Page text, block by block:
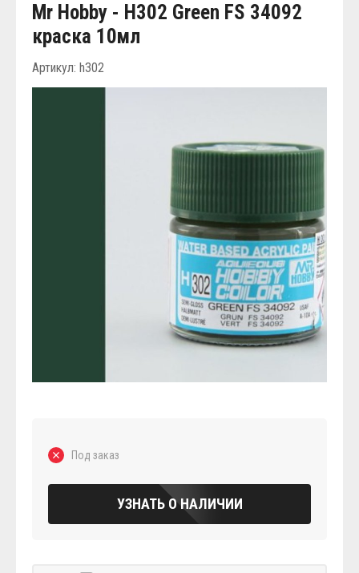
Mr Hobby - H302 Green FS 34092
краска 10мл
Артикул: h302
Под заказ
УЗНАТЬ О НАЛИЧИИ